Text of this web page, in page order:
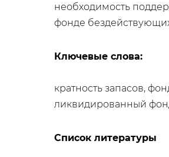
необходимость
фонде
Ключевые слова:
кратность запасов,
ликвидированный
Список литературы